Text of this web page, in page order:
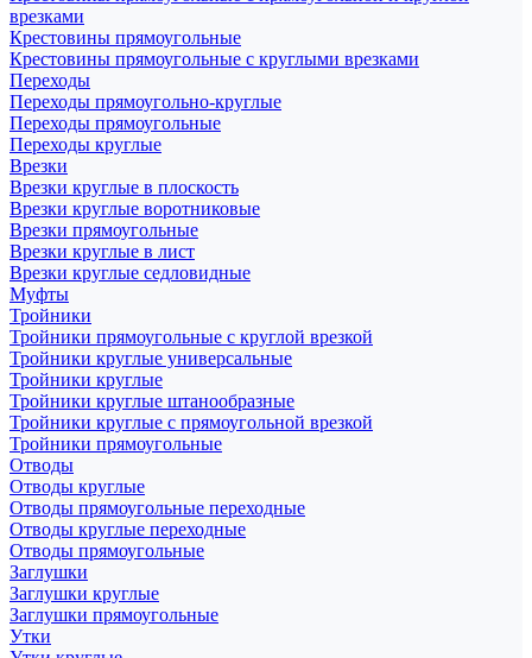
врезками
Крестовины прямоугольные
Крестовины прямоугольные с круглыми врезками
Переходы
Переходы прямоугольно-круглые
Переходы прямоугольные
Переходы круглые
Врезки
Врезки круглые в плоскость
Врезки круглые воротниковые
Врезки прямоугольные
Врезки круглые в лист
Врезки круглые седловидные
Муфты
Тройники
Тройники прямоугольные с круглой врезкой
Тройники круглые универсальные
Тройники круглые
Тройники круглые штанообразные
Тройники круглые с прямоугольной врезкой
Тройники прямоугольные
Отводы
Отводы круглые
Отводы прямоугольные переходные
Отводы круглые переходные
Отводы прямоугольные
Заглушки
Заглушки круглые
Заглушки прямоугольные
Утки